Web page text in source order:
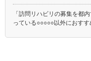
「訪問リハビリの募集を都
っている○○○○○以外におすす